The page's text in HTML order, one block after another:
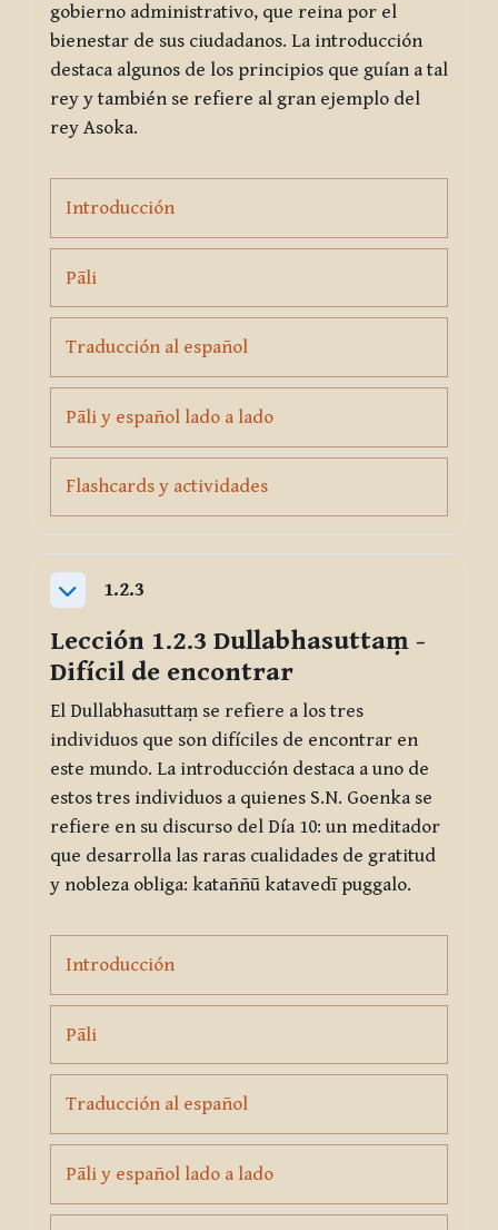
gobierno administrativo, que reina por el
bienestar de sus ciudadanos. La introducción
destaca algunos de los principios que guían a tal
rey y también se refiere al gran ejemplo del
rey Asoka.
IntroducciónPage
PāliPage
Traducción al españolPage
Pāli y español lado a ladoPage
Flashcards y actividadesPage
Collapse
1.2.3
Lección 1.2.3 Dullabhasuttaṃ -
Difícil de encontrar
El Dullabhasuttaṃ se refiere a los tres
individuos que son difíciles de encontrar en
este mundo. La introducción destaca a uno de
estos tres individuos a quienes S.N. Goenka se
refiere en su discurso del Día 10: un meditador
que desarrolla las raras cualidades de gratitud
y nobleza obliga: kataññū katavedī puggalo.
IntroducciónPage
PāliPage
Traducción al españolPage
Pāli y español lado a ladoPage